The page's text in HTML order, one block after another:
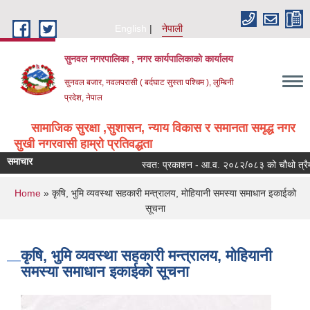
English
नेपाली
सुनवल नगरपालिका , नगर कार्यपालिकाको कार्यालय
सुनवल बजार, नवलपरासी ( बर्दघाट सुस्ता पश्चिम ), लुम्बिनी
प्रदेश, नेपाल
सामाजिक सुरक्षा ,सुशासन, न्याय विकास र समानता समृद्ध नगर
सुखी नगरवासी हाम्रो प्रतिवद्धता
समाचार स्वत: प्रकाशन - आ.व. २०८२/०८३ को चौथो
You are here
Home» कृषि, भुमि व्यवस्था सहकारी मन्त्रालय, मोहियानी समस्या समाधान इकाईको
सूचना
कृषि, भुमि व्यवस्था सहकारी मन्त्रालय, मोहियानी
समस्या समाधान इकाईको सूचना